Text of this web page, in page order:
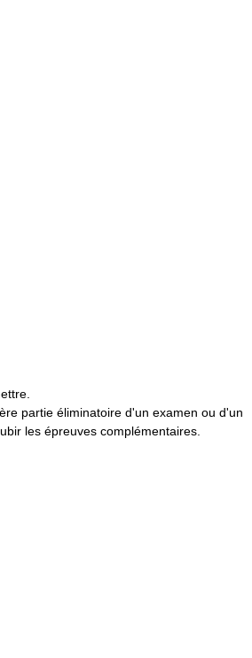
partie éliminatoire d'un examen ou d'un
les épreuves complémentaires.